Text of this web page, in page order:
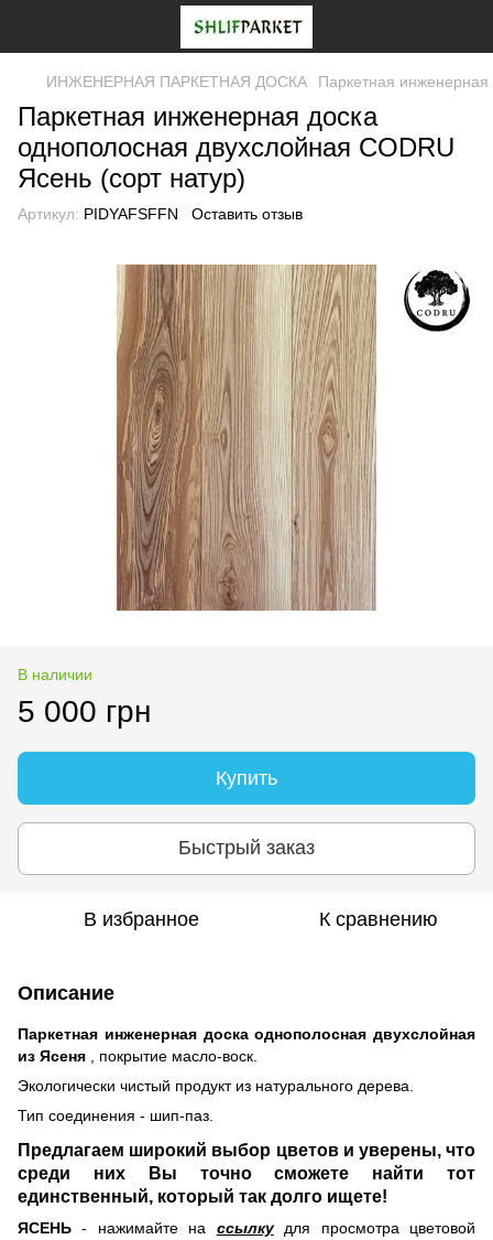
ИНЖЕНЕРНАЯ ПАРКЕТНАЯ ДОСКА Паркетная инженерная
Паркетная инженерная доска
однополосная двухслойная CODRU
Ясень (сорт натур)
Артикул: PIDYAFSFFN Оставить отзыв
В наличии
5 000 грн
Купить
Быстрый заказ
В избранное К сравнению
Описание
Паркетная инженерная доска однополосная двухслойная
из Ясеня , покрытие масло-воск.
Экологически чистый продукт из натурального дерева.
Тип соединения - шип-паз.
Предлагаем широкий выбор цветов и уверены, что
среди них Вы точно сможете найти тот
единственный, который так долго ищете!
ЯСЕНЬ- нажимайте на ссылкудля просмотра цветовой